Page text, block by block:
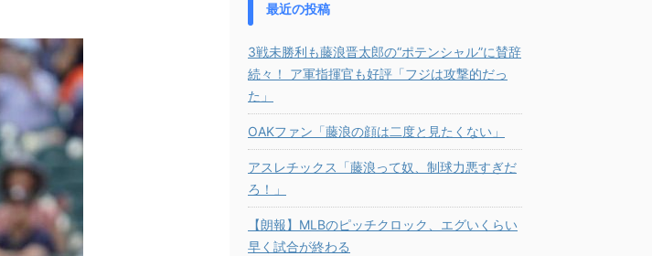
最近の投稿
3戦未勝利も藤浪晋太郎の“ポテンシャル”に賛辞
続々！ ア軍指揮官も好評「フジは攻撃的だっ
た」
OAKファン「藤浪の顔は二度と見たくない」
アスレチックス「藤浪って奴、制球力悪すぎだ
ろ！」
【朗報】MLBのピッチクロック、エグいくらい
早く試合が終わる